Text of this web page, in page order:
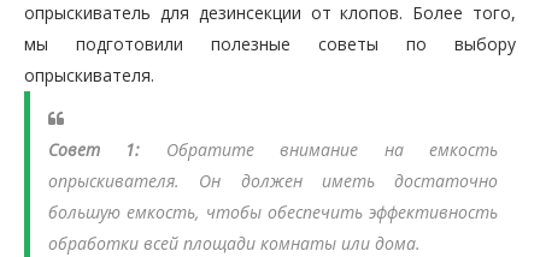
опрыскиватель для дезинсекции от клопов. Более того,
мы подготовили полезные советы по выбору
опрыскивателя.
Совет 1: Обратите внимание на емкость
опрыскивателя. Он должен иметь достаточно
большую емкость, чтобы обеспечить эффективность
обработки всей площади комнаты или дома.